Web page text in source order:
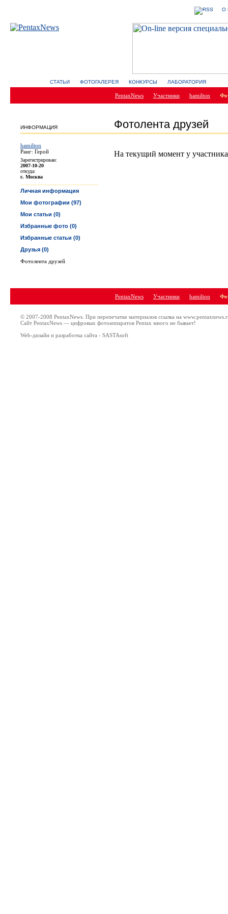
О
СТАТЬИ ФОТОГАЛЕРЕЯ КОНКУРСЫ ЛАБОРАТОРИЯ
PentaxNews Участники hamilton
ИНФОРМАЦИЯ Фотолента друзей
hamilton
Ранг: Герой
Зарегистрирован:
2007-10-20
откуда:
г. Москва
Личная информация
Мои фотографии (97)
Мои статьи (0)
Избранные фото (0)
Избранные статьи (0)
Друзья (0)
Фотолента друзей
На текущий момент у
PentaxNews Участники hamilton
© 2007-2008 PentaxNews. При перепечатке материалов ссылка на
Сайт PentaxNews — цифровых фотоаппаратов Pentax много не бывает!
Web-дизайн и разработка сайта - SASTAsoft